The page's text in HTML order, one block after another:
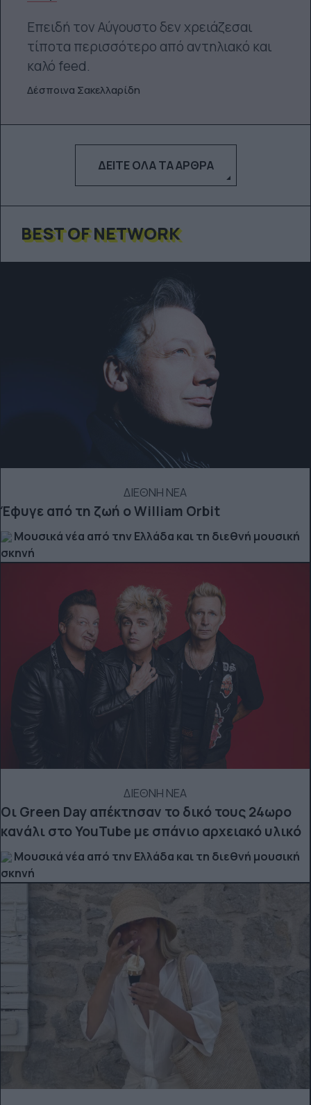
Επειδή τον Αύγουστο δεν χρειάζεσαι
τίποτα περισσότερο από αντηλιακό και
καλό feed.
Δέσποινα Σακελλαρίδη
ΔΕΊΤΕ ΌΛΑ ΤΑ ΆΡΘΡΑ
BEST OF NETWORK
ΔΙΕΘΝΗ ΝΕΑ
Έφυγε από τη ζωή ο William Orbit
Μουσικά νέα από την Ελλάδα και τη διεθνή μουσική
σκηνή
ΔΙΕΘΝΗ ΝΕΑ
Οι Green Day απέκτησαν το δικό τους 24ωρο
κανάλι στο YouTube με σπάνιο αρχειακό υλικό
Μουσικά νέα από την Ελλάδα και τη διεθνή μουσική
σκηνή